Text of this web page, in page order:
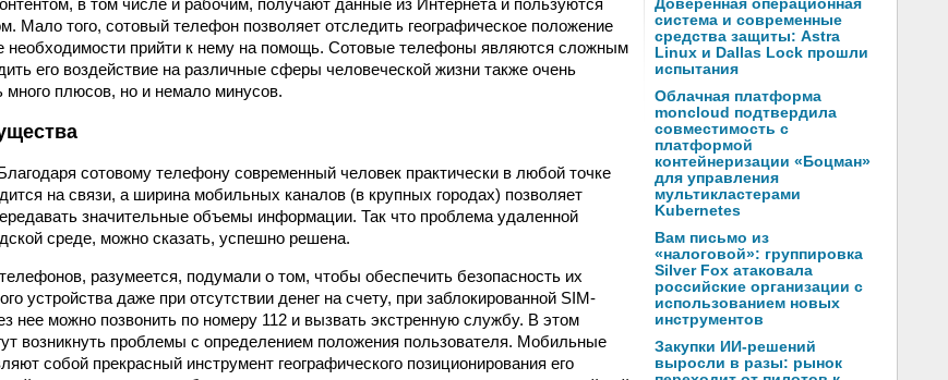
в том числе и рабочим, получают данные из Интернета и пользуются
Мало того, сотовый телефон позволяет отследить географическое положение
необходимости прийти к нему на помощь. Сотовые телефоны являются сложным
его воздействие на различные сферы человеческой жизни также очень
много плюсов, но и немало минусов.
сотовому телефону современный человек практически в любой точке
на связи, а ширина мобильных каналов (в крупных городах) позволяет
значительные объемы информации. Так что проблема удаленной
среде, можно сказать, успешно решена.
разумеется, подумали о том, чтобы обеспечить безопасность их
устройства даже при отсутствии денег на счету, при заблокированной SIM-
нее можно позвонить по номеру 112 и вызвать экстренную службу. В этом
возникнуть проблемы с определением положения пользователя. Мобильные
собой прекрасный инструмент географического позиционирования его
Доверенная операционная
система и современные
средства защиты: Astra
Linux и Dallas Lock прошли
испытания
Облачная платформа
moncloud подтвердила
совместимость с
платформой
контейнеризации «Боцман»
для управления
мультикластерами
Kubernetes
Вам письмо из
«налоговой»: группировка
Silver Fox атаковала
российские организации с
использованием новых
инструментов
Закупки ИИ-решений
выросли в разы: рынок